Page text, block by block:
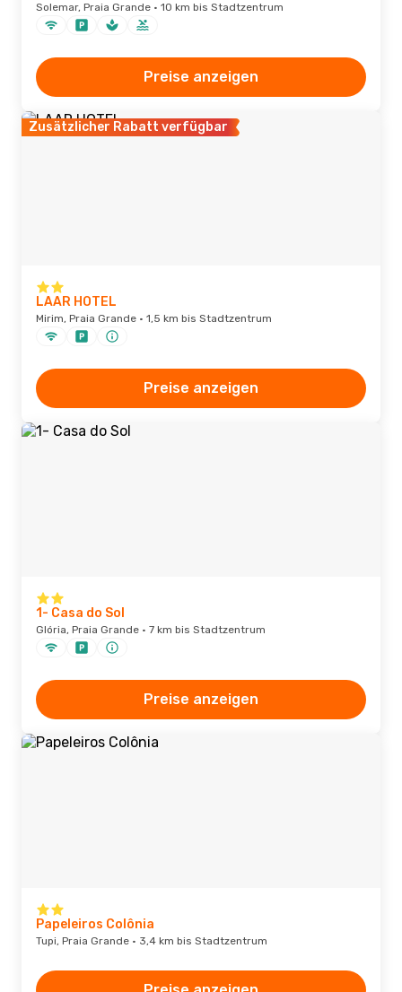
Solemar, Praia Grande · 10 km bis Stadtzentrum
Preise anzeigen
Zusätzlicher Rabatt verfügbar
LAAR HOTEL
Mirim, Praia Grande · 1,5 km bis Stadtzentrum
Preise anzeigen
1- Casa do Sol
Glória, Praia Grande · 7 km bis Stadtzentrum
Preise anzeigen
Papeleiros Colônia
Tupi, Praia Grande · 3,4 km bis Stadtzentrum